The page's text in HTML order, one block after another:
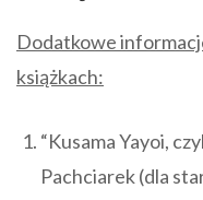
Dodatkowe
książkach:
“Kusama Yayoi,
Pachciarek (dla